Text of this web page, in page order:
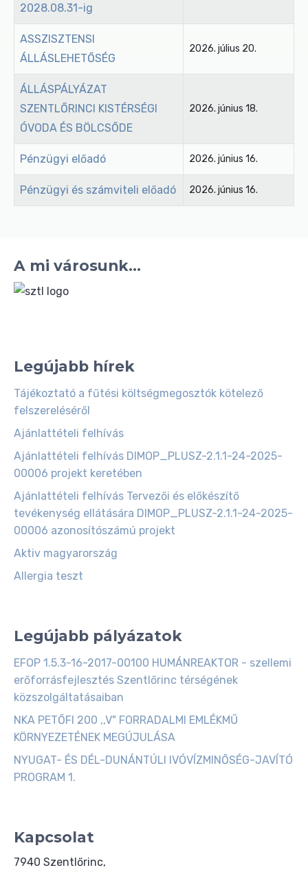
2028.08.31-ig
ASSZISZTENSI
ÁLLÁSLEHETŐSÉG
2026. július 20.
ÁLLÁSPÁLYÁZAT
SZENTLŐRINCI KISTÉRSÉGI
ÓVODA ÉS BÖLCSŐDE
2026. június 18.
Pénzügyi előadó 2026. június 16.
Pénzügyi és számviteli előadó 2026. június 16.
A mi városunk...
Legújabb hírek
Tájékoztató a fűtési költségmegosztók kötelező
felszereléséről
Ajánlattételi felhívás
Ajánlattételi felhívás DIMOP_PLUSZ-2.1.1-24-2025-
00006 projekt keretében
Ajánlattételi felhívás Tervezői és előkészítő
tevékenység ellátására DIMOP_PLUSZ-2.1.1-24-2025-
00006 azonosítószámú projekt
Aktiv magyarország
Allergia teszt
Legújabb pályázatok
EFOP 1.5.3-16-2017-00100 HUMÁNREAKTOR - szellemi
erőforrásfejlesztés Szentlőrinc térségének
közszolgáltatásaiban
NKA PETŐFI 200 ,,V" FORRADALMI EMLÉKMŰ
KÖRNYEZETÉNEK MEGÚJULÁSA
NYUGAT- ÉS DÉL-DUNÁNTÚLI IVÓVÍZMINŐSÉG-JAVÍTÓ
PROGRAM 1.
Kapcsolat
7940 Szentlőrinc,